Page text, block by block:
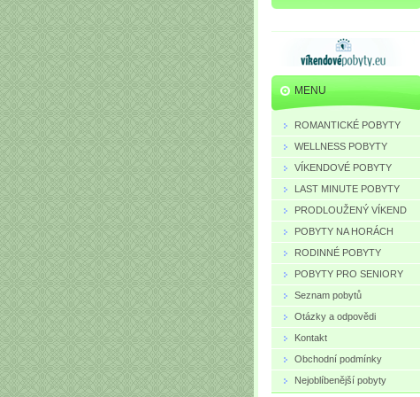
MENU
ROMANTICKÉ POBYTY
WELLNESS POBYTY
VÍKENDOVÉ POBYTY
LAST MINUTE POBYTY
PRODLOUŽENÝ VÍKEND
POBYTY NA HORÁCH
RODINNÉ POBYTY
POBYTY PRO SENIORY
Seznam pobytů
Otázky a odpovědi
Kontakt
Obchodní podmínky
Nejoblíbenější pobyty